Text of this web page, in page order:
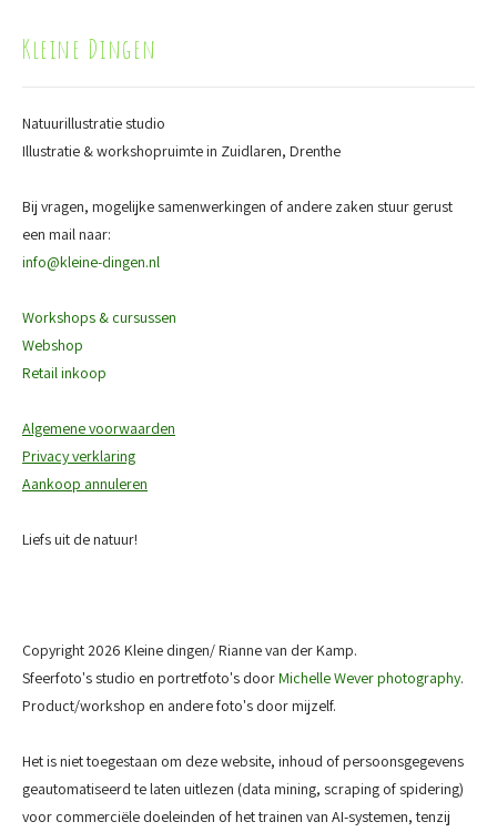
Kleine Dingen
Natuurillustratie studio
Illustratie & workshopruimte in Zuidlaren, Drenthe
Bij vragen, mogelijke samenwerkingen of andere zaken stuur gerust
een mail naar:
info@kleine-dingen.nl
Workshops & cursussen
Webshop
Retail inkoop
Algemene voorwaarden
Privacy verklaring
Aankoop annuleren
Liefs uit de natuur!
Copyright 2026 Kleine dingen/ Rianne van der Kamp.
Sfeerfoto's studio en portretfoto's doorMichelle Wever photography.
Product/workshop en andere foto's door mijzelf.
Het is niet toegestaan om deze website, inhoud of persoonsgegevens
geautomatiseerd te laten uitlezen (data mining, scraping of spidering)
voor commerciële doeleinden of het trainen van AI-systemen, tenzij